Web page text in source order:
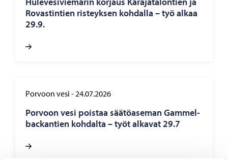
Ro­vas­tin­tien ris­teyk­sen koh­dal­la – työ alkaa
29.9.
Porvoon vesi -24.07.2026
Por­voon vesi pois­taa sää­tö­ase­man Gam­mel­
bac­kan­tien koh­dal­ta – työt al­ka­vat 29.7